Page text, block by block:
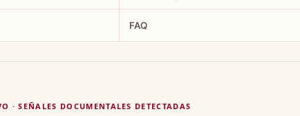
FAQ
· SEÑALES DOCUMENTALES DETECTADAS